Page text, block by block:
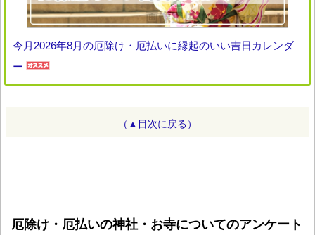
今月2026年8月の厄除け・厄払いに縁起のいい吉日カレンダ
ー
（▲目次に戻る）
厄除け・厄払いの神社・お寺についてのアンケート